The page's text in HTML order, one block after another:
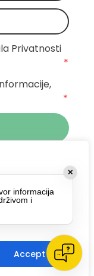
experience,
analyze our
to our use
Accept All
Privatnosti
*
*
za
te se
✕
informacija
i